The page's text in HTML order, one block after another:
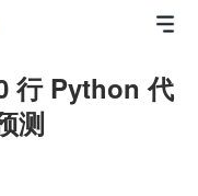
行 Python 代
测